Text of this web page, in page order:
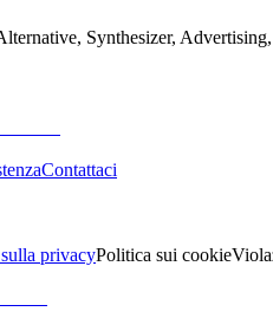
Synthesizer,
Contattaci
privacyPolitica sui cookie